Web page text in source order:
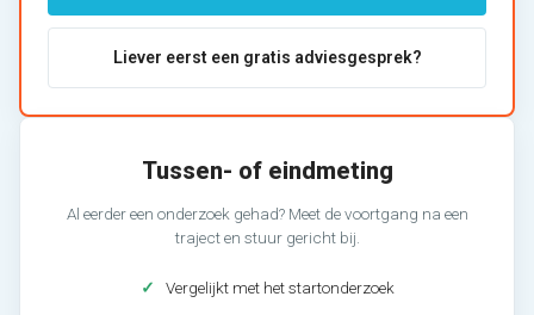
Liever eerst een gratis adviesgesprek?
Tussen- of eindmeting
Al eerder een onderzoek gehad? Meet de voortgang na een
traject en stuur gericht bij.
✓
Vergelijkt met het startonderzoek